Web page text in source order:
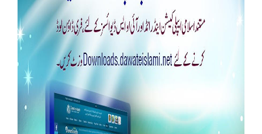
Rohani Ilaj
Donation
Blog
Magazine
Departments
Our Websites